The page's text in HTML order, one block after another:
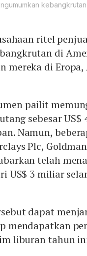
ritel
di
mereka di
pailit
sebesar
Namun,
Plc,
telah
US$ 3 miliar
dapat
mendapatkan
liburan tahun